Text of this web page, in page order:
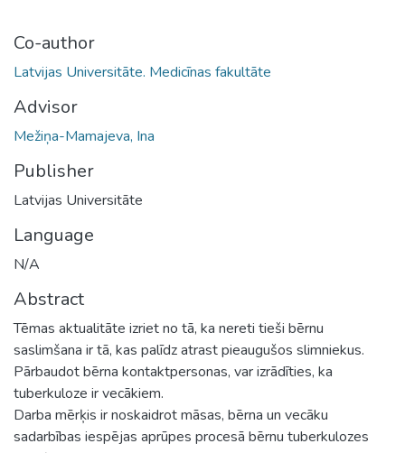
Co-author
Latvijas Universitāte. Medicīnas fakultāte
Advisor
Mežiņa-Mamajeva, Ina
Publisher
Latvijas Universitāte
Language
N/A
Abstract
Tēmas aktualitāte izriet no tā, ka nereti tieši bērnu
saslimšana ir tā, kas palīdz atrast pieaugušos slimniekus.
Pārbaudot bērna kontaktpersonas, var izrādīties, ka
tuberkuloze ir vecākiem.
Darba mērķis ir noskaidrot māsas, bērna un vecāku
sadarbības iespējas aprūpes procesā bērnu tuberkulozes